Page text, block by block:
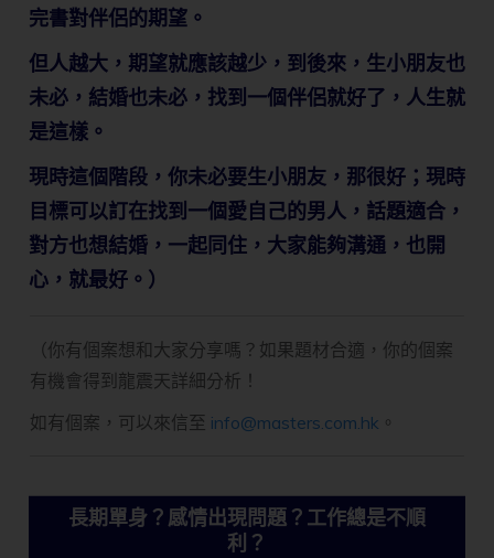
完書對伴侶的期望。
但人越大，期望就應該越少，到後來，生小朋友也
未必，結婚也未必，找到一個伴侶就好了，人生就
是這樣。
現時這個階段，你未必要生小朋友，那很好；現時
目標可以訂在找到一個愛自己的男人，話題適合，
對方也想結婚，一起同住，大家能夠溝通，也開
心，就最好。）
（你有個案想和大家分享嗎？如果題材合適，你的個案
有機會得到龍震天詳細分析！
如有個案，可以來信至 info@masters.com.hk 。
長期單身？感情出現問題？工作總是不順
利？